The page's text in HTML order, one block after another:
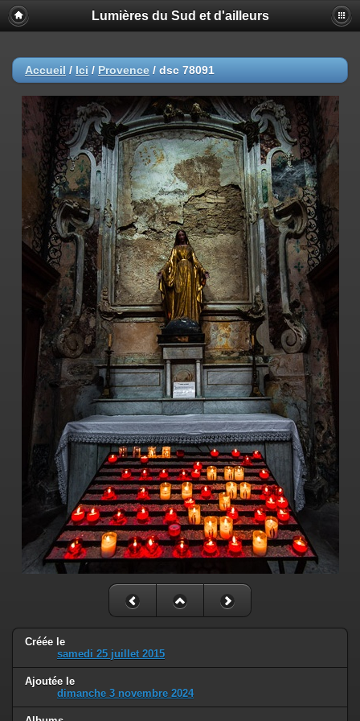
Lumières du Sud et d'ailleurs
Accueil / Ici / Provence / dsc 78091
Créée le
samedi 25 juillet 2015
Ajoutée le
dimanche 3 novembre 2024